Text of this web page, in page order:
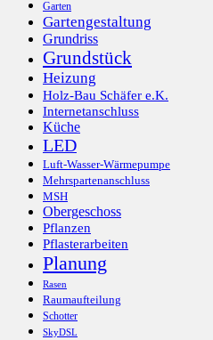
Garten
Gartengestaltung
Grundriss
Grundstück
Heizung
Holz-Bau Schäfer e.K.
Internetanschluss
Küche
LED
Luft-Wasser-Wärmepumpe
Mehrspartenanschluss
MSH
Obergeschoss
Pflanzen
Pflasterarbeiten
Planung
Rasen
Raumaufteilung
Schotter
SkyDSL